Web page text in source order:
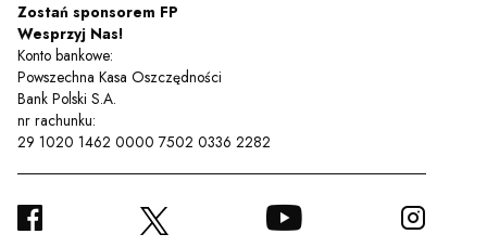
Zostań sponsorem FP
Wesprzyj Nas!
Konto bankowe:
Powszechna Kasa Oszczędności
Bank Polski S.A.
nr rachunku:
29 1020 1462 0000 7502 0336 2282
FACEBOOKTWITTER YOUTUBE